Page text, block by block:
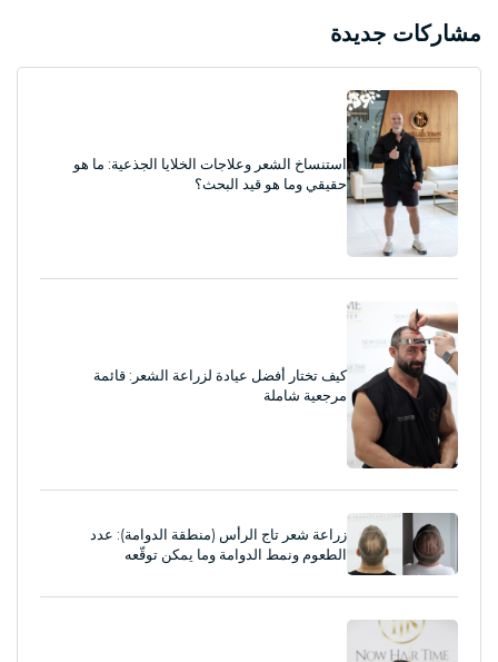
مشاركات جديدة
استنساخ الشعر وعلاجات الخلايا الجذعية: ما هو
حقيقي وما هو قيد البحث؟
كيف تختار أفضل عيادة لزراعة الشعر: قائمة
مرجعية شاملة
زراعة شعر تاج الرأس (منطقة الدوامة): عدد
الطعوم ونمط الدوامة وما يمكن توقّعه